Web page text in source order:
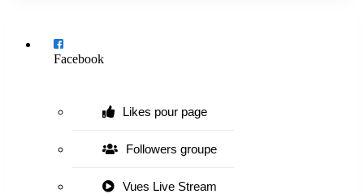
Facebook
Likes pour page
Followers groupe
Vues Live Stream